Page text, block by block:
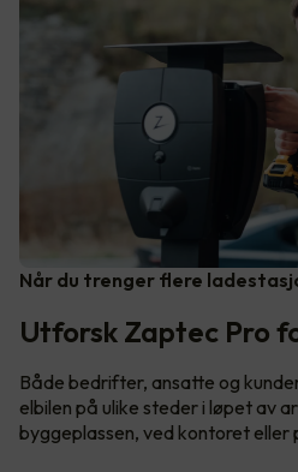
Når du trenger flere
Utforsk Zaptec Pro
Både bedrifter, ansatte og
elbilen på ulike steder i løpet av
byggeplassen, ved kontoret eller